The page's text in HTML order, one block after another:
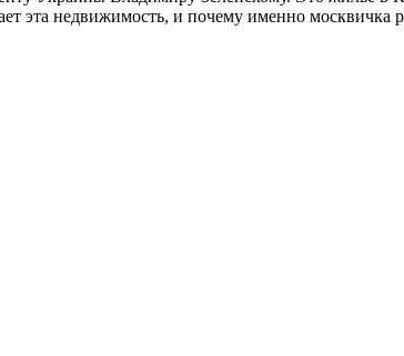
эта недвижимость, и почему именно москвичка